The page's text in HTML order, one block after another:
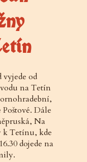
vyjede od
na Tetín
Dále
Na
k Tetínu, kde
dojede na